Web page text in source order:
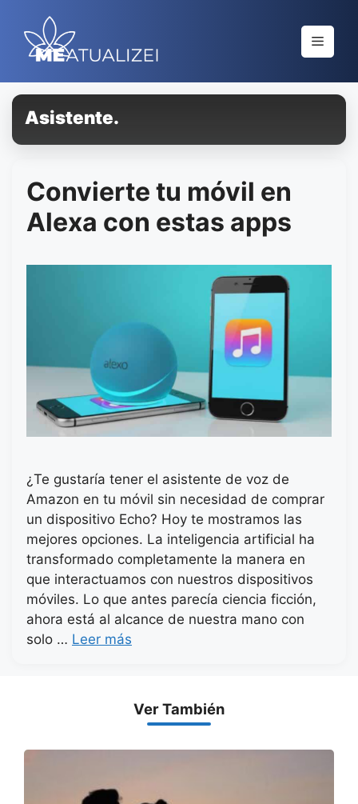
contenido
Menú
Asistente.
Convierte tu móvil en
Alexa con estas apps
¿Te gustaría tener el asistente de voz de
Amazon en tu móvil sin necesidad de comprar
un dispositivo Echo? Hoy te mostramos las
mejores opciones. La inteligencia artificial ha
transformado completamente la manera en
que interactuamos con nuestros dispositivos
móviles. Lo que antes parecía ciencia ficción,
ahora está al alcance de nuestra mano con
solo … Leer más
Ver También